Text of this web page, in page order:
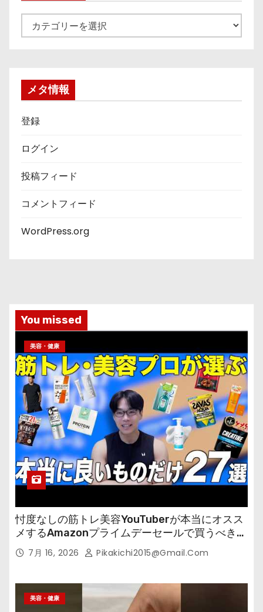
テ
メタ情報
登録
ログイン
投稿フィード
コメントフィード
WordPress.org
You missed
美容・健康
忖度なしの筋トレ美容YouTuberが本当にオスス
メするAmazonプライムデーセールで買うべきも
の 7月 16, 2026 Pikakichi2015@gmail.com
美容・健康